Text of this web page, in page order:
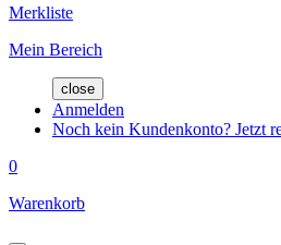
Merkliste
Mein Bereich
close
Anmelden
Noch kein Kundenkonto? Jetzt
0
Warenkorb